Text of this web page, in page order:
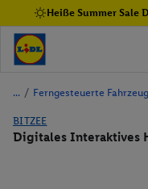
Heiße Summer Sale
/ Ferngesteuerte
BITZEE
Digitales Interaktives